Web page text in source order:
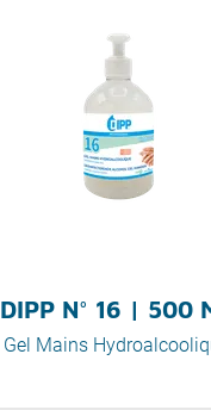
DIPP N° 16 | 500
Gel Mains